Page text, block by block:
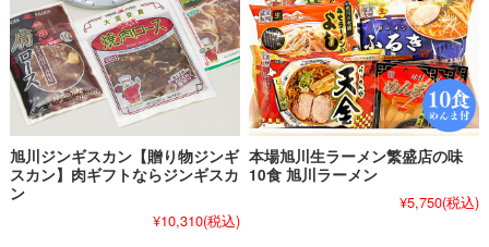
旭川ジンギスカン【贈り物ジンギ
スカン】肉ギフトならジンギスカ
ン
¥10,310(税込)
本場旭川生ラーメン繁盛店の味
10食 旭川ラーメン
¥5,750(税込)